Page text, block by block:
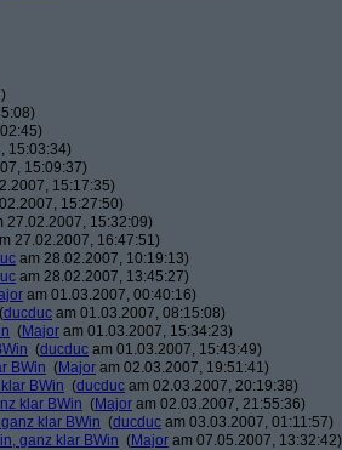
15:03:34)
15:09:37)
15:17:35)
15:27:50)
27.02.2007, 15:32:09)
27.02.2007, 16:47:51)
am 28.02.2007, 10:19:13)
am 28.02.2007, 13:45:27)
am 01.03.2007, 00:40:16)
(ducduc am 01.03.2007, 08:15:08)
(Major am 01.03.2007, 15:34:23)
(ducduc am 01.03.2007, 15:43:49)
BWin (Major am 02.03.2007, 19:51:41)
BWin (ducduc am 02.03.2007, 20:19:38)
klar BWin (Major am 02.03.2007, 21:55:36)
klar BWin (ducduc am 03.03.2007, 01:11:57)
ganz klar BWin (Major am 07.05.2007, 13:32:42)